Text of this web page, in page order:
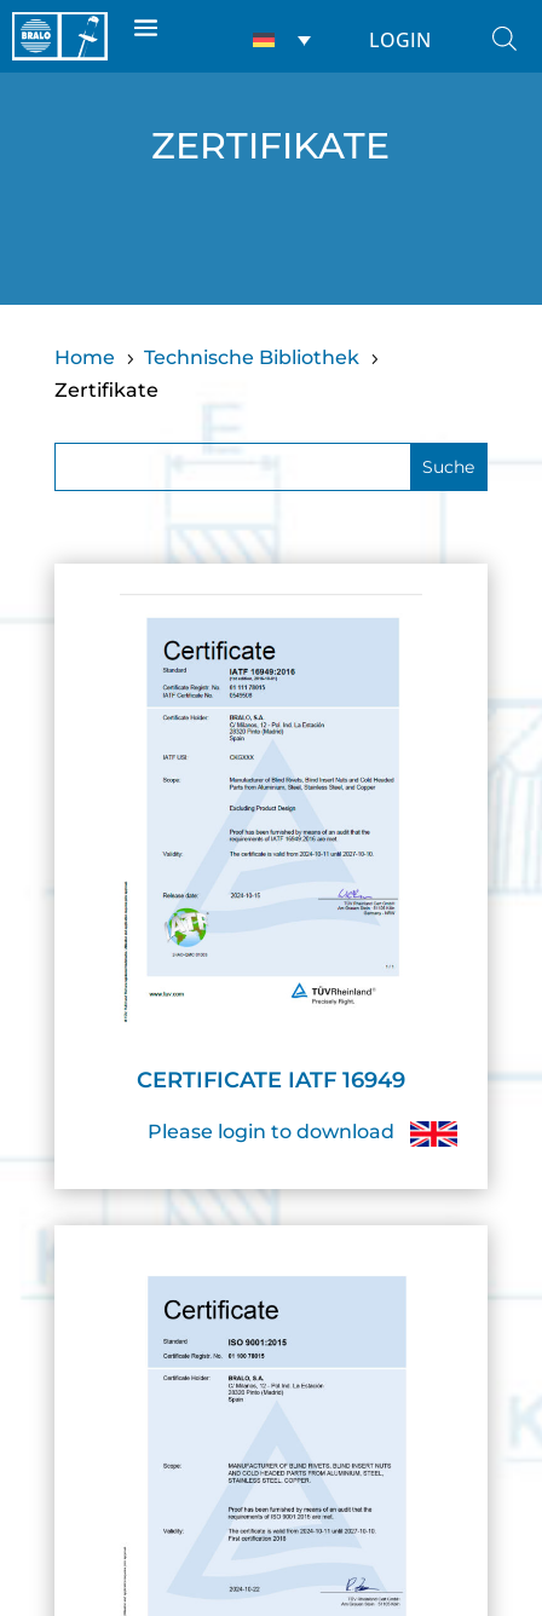
LOGIN
ZERTIFIKATE
Home 5 Technische Bibliothek 5
Zertifikate
CERTIFICATE IATF 16949
Please login to download